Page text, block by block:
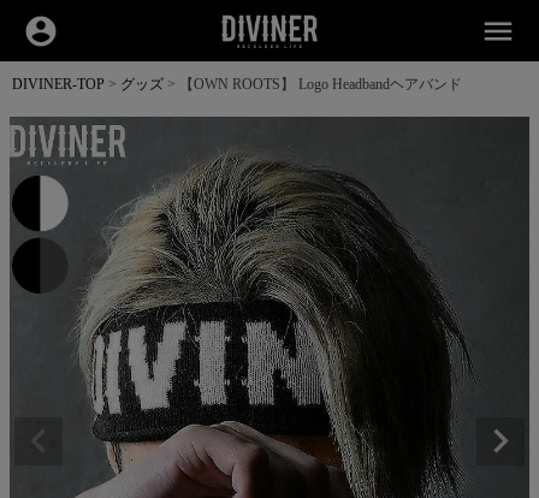
account_circle menu
DIVINER-TOP グッズ 【OWN ROOTS】 Logo Headbandヘアバンド